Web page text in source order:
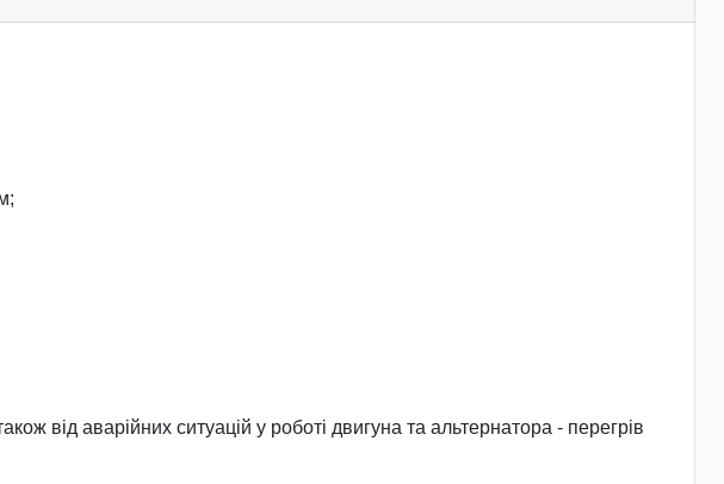
від аварійних ситуацій у роботі двигуна та альтернатора - перегрів